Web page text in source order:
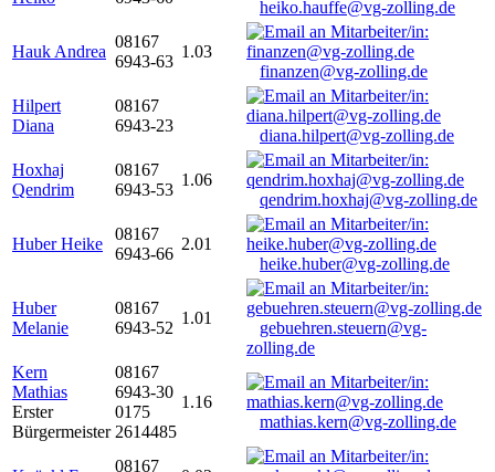
heiko.hauffe@vg-zolling.de
Hauk Andrea
08167
6943-63
1.03
finanzen@vg-zolling.de
Hilpert
Diana
08167
6943-23
diana.hilpert@vg-zolling.de
Hoxhaj
Qendrim
08167
6943-53
1.06
qendrim.hoxhaj@vg-zolling.de
Huber Heike
08167
6943-66
2.01
heike.huber@vg-zolling.de
Huber
Melanie
08167
6943-52
1.01
gebuehren.steuern@vg-
zolling.de
Kern
Mathias
Erster
Bürgermeister
08167
6943-30
0175
2614485
1.16
mathias.kern@vg-zolling.de
08167